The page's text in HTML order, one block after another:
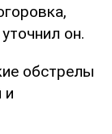
он.
обстрелы
и